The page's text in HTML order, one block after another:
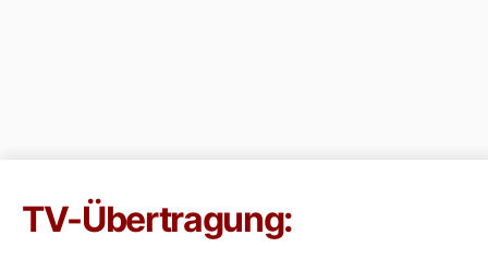
TV-Übertragung: